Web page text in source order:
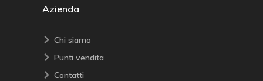
Azienda
Chi siamo
Punti vendita
Contatti